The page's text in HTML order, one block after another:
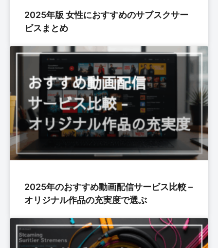
2025年版 女性におすすめのサブスクサー
ビスまとめ
2025年のおすすめ動画配信サービス比較 –
オリジナル作品の充実度で選ぶ